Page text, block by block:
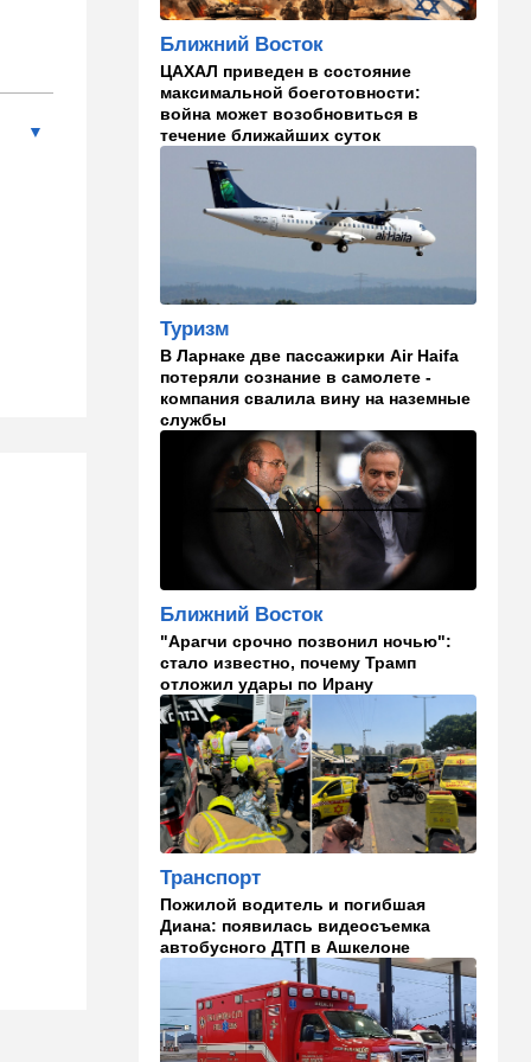
погибшие
Дружить против Израиля:
Иран просится в мекканский
союз
В мире
CNN: генерал Кейн ищет
способ выйти из войны с
00:32 Израиль
Погода в Израиле на
23:57 Мнения
Страсть к творчеству
В мире
"Нью-Йорк таймс"
опубликовал новый поклеп
на Израиль, рассердив
генконсула
22:52 В мире
И грянул Грэм: Сенат США
одобрил ужесточение
санкций против России и
Ирана
22:33 Транспорт
Почему Израиль до сих пор
не решил проблему пробок,
несмотря на вложенные
миллиарды
21:56 Ближний Восток
Вывести войска: ливанцы
уповают на будущие
израильские выборы
21:45 Мнения
И еще про Иран…
Ближний Восток
ЦАХАЛ приведен в состояние
максимальной боеготовности:
война может возобновиться в
течение ближайших суток
Туризм
В Ларнаке две пассажирки Air Haifa
потеряли сознание в самолете -
компания свалила вину на наземные
службы
Ближний Восток
"Арагчи срочно позвонил ночью":
стало известно, почему Трамп
отложил удары по Ирану
Транспорт
Пожилой водитель и погибшая
Диана: появилась видеосъемка
автобусного ДТП в Ашкелоне